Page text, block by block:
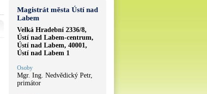
Magistrát města Ústí nad
Labem
Velká Hradební 2336/8,
Ústí nad Labem-centrum,
Ústí nad Labem, 40001,
Ústí nad Labem 1
Osoby
Mgr. Ing. Nedvědický Petr,
primátor